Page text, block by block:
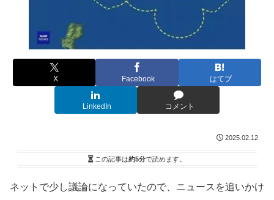
X Facebook はてブ
LinkedIn コメント
2025.02.12
この記事は約5分で読めます。
ネットで少し議論になっていたので、ニュースを追いかけ